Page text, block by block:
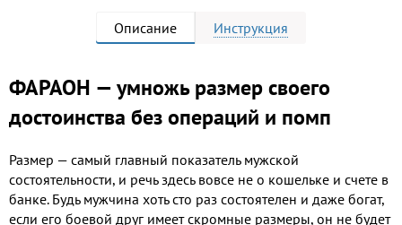
Описание Инструкция
ФАРАОН — умножь размер своего
достоинства без операций и помп
Размер — самый главный показатель мужской
состоятельности, и речь здесь вовсе не о кошельке и счете в
банке. Будь мужчина хоть сто раз состоятелен и даже богат,
если его боевой друг имеет скромные размеры, он не будет